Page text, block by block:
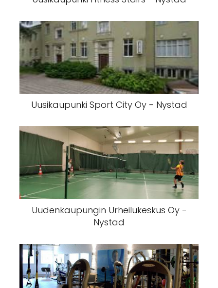
Uusikaupunki Sport City Oy - Nystad
Uudenkaupungin Urheilukeskus Oy -
Nystad